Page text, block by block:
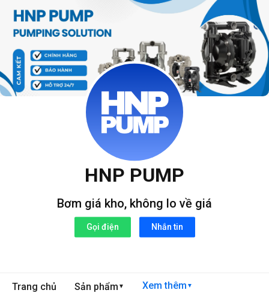
qua
dung
HNP PUMP
Bơm giá kho, không lo về giá
Gọi điện Nhắn tin
Trang chủ Sản phẩm ▼ Xem thêm ▼